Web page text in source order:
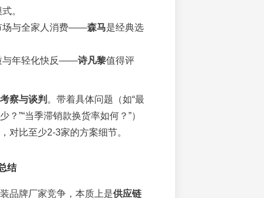
。
场与全家人消费——森马是经典选
与年轻化快反——诗凡黎值得评
察与谈判 。带着具体问题（如“最
？”“当季滞销款换货率如何？”）
对比至少2-3家的方案细节。
结
品牌厂家竞争，本质上是供应链